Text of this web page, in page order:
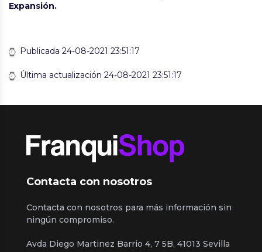
Expansión.
Publicada 24-08-2021 23:51:17
Última actualización 24-08-2021 23:51:17
Contacta con nosotros
Contacta con nosotros para más información sin
ningún compromiso.
Avda Diego Martinez Barrio 4, 7 5B, 41013 Sevilla